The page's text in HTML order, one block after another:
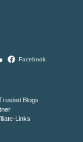
Facebook
Links